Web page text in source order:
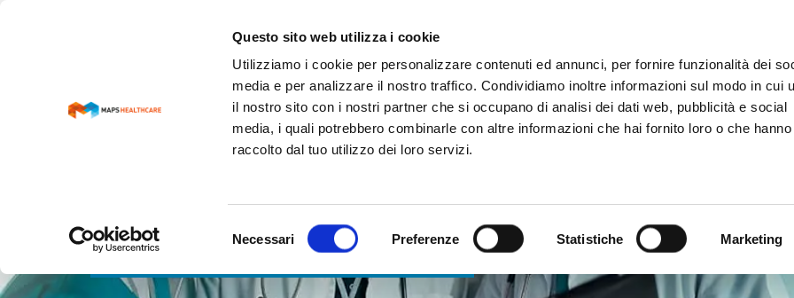
Questo sito web utilizza i cookie
Utilizziamo i cookie per personalizzare contenuti ed annunci, per fornire funzionalità dei
media e per analizzare il nostro traffico. Condividiamo inoltre informazioni sul modo in cui
il nostro sito con i nostri partner che si occupano di analisi dei dati web, pubblicità e social
media, i quali potrebbero combinarle con altre informazioni che hai fornito loro o che hanno
raccolto dal tuo utilizzo dei loro servizi.
del
Necessari Preferenze Statistiche Marketing
SHARING EXPERIENCE